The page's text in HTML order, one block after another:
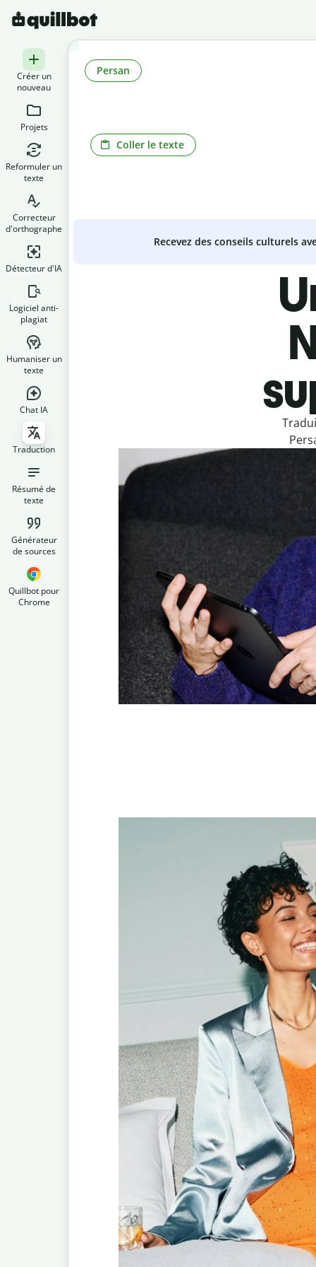
Créer un
nouveau
Projets
Reformuler un
texte
Correcteur
d'orthographe
Détecteur d'IA
Logiciel anti-
plagiat
Humaniser un
texte
Chat IA
Traduction
Résumé de
texte
Générateur
de sources
Quillbot pour
Chrome
Coller le texte
Persan
Recevez des conseils culturels